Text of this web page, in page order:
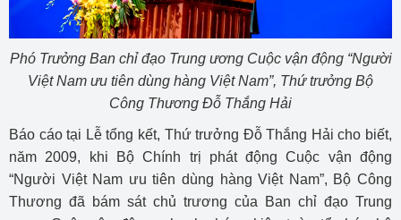
Phó Trưởng Ban chỉ đạo Trung ương Cuộc vận động “Người
Việt Nam ưu tiên dùng hàng Việt Nam”, Thứ trưởng Bộ
Công Thương Đỗ Thắng Hải
Báo cáo tại Lễ tổng kết, Thứ trưởng Đỗ Thắng Hải cho biết,
năm 2009, khi Bộ Chính trị phát động Cuộc vận động
“Người Việt Nam ưu tiên dùng hàng Việt Nam”, Bộ Công
Thương đã bám sát chủ trương của Ban chỉ đạo Trung